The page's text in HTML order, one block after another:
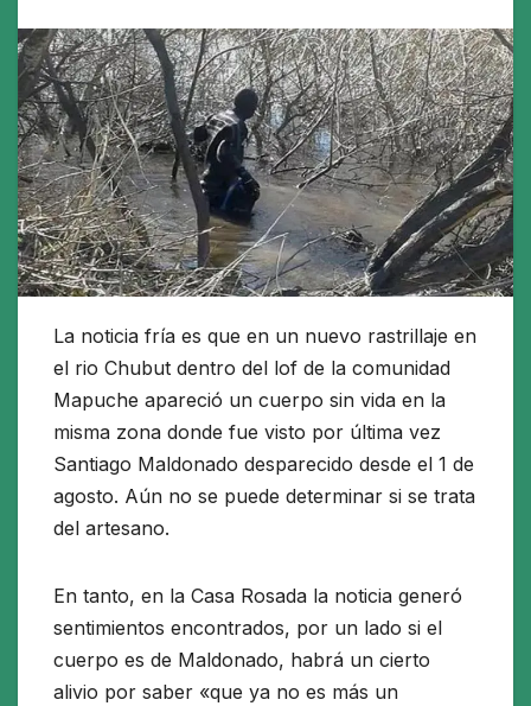
La noticia fría es que en un nuevo rastrillaje en
el rio Chubut dentro del lof de la comunidad
Mapuche apareció un cuerpo sin vida en la
misma zona donde fue visto por última vez
Santiago Maldonado desparecido desde el 1 de
agosto. Aún no se puede determinar si se trata
del artesano.
En tanto, en la Casa Rosada la noticia generó
sentimientos encontrados, por un lado si el
cuerpo es de Maldonado, habrá un cierto
alivio por saber «que ya no es más un